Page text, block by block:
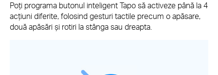
Poți programa butonul inteligent Tapo să activeze până la 4
acțiuni diferite, folosind gesturi tactile precum o apăsare,
două apăsări și rotiri la stânga sau dreapta.